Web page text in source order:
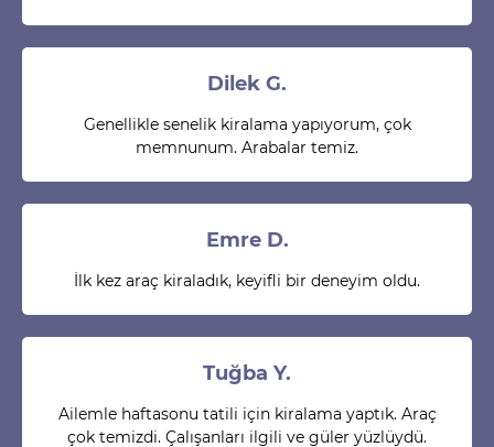
Dilek G.
Genellikle senelik kiralama yapıyorum, çok
memnunum. Arabalar temiz.
Emre D.
İlk kez araç kiraladık, keyifli bir deneyim oldu.
Tuğba Y.
Ailemle haftasonu tatili için kiralama yaptık. Araç
çok temizdi. Çalışanları ilgili ve güler yüzlüydü.